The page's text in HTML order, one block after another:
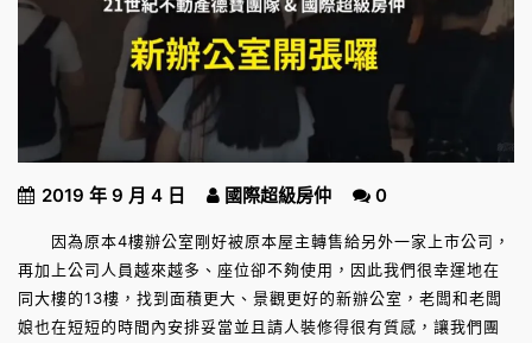
2019 年 9 月 4 日 國際超級房仲 0
因為原本4樓辦公室剛好被原本屋主轉售給另外一家上市公司，
再加上公司人員越來越多、座位卻不夠使用，因此我們很幸運地在
同大樓的13樓，找到面積更大、景觀更好的新辦公室，老闆和老闆
娘也在短短的時間內安排妥當並且請人裝修得很有質感，讓我們團